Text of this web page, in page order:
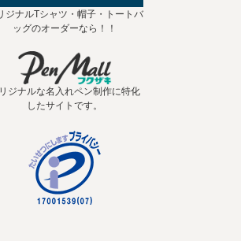
ジナルTシャツ・帽子・トートバ
ッグのオーダーなら！！
ジナルな名入れペン制作に特化
したサイトです。